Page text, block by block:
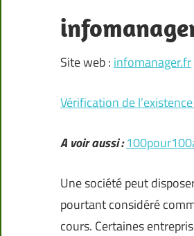
Site web : infomanager.fr
Vérification de
A voir aussi :
Une société peut
pourtant considéré
cours. Certaines